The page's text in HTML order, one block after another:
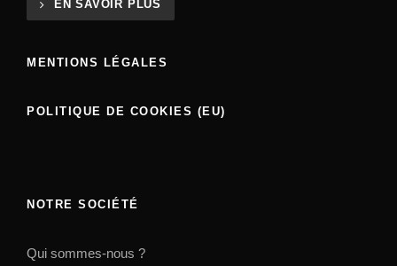
EN SAVOIR PLUS
MENTIONS LÉGALES
POLITIQUE DE COOKIES (EU)
NOTRE SOCIÉTÉ
Qui sommes-nous ?